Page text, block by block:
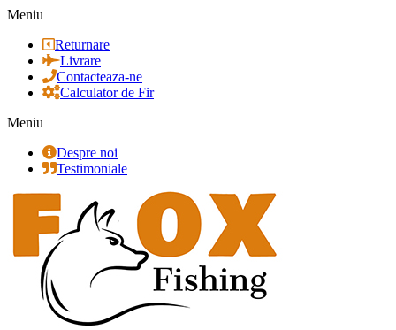
Meniu
Returnare
Livrare
Contacteaza-ne
Calculator de Fir
Meniu
Despre noi
Testimoniale